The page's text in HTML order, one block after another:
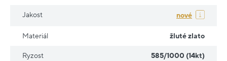
Jakost nové
Materiál žluté zlato
Ryzost 585/1000 (14kt)